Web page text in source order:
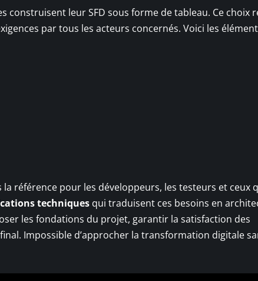
construisent leur SFD sous forme de tableau. Ce choix
par tous les acteurs concernés. Voici les
la référence pour les développeurs, les testeurs et ceux
techniques qui traduisent ces besoins en
les fondations du projet, garantir la satisfaction des
Impossible d’approcher la transformation digitale